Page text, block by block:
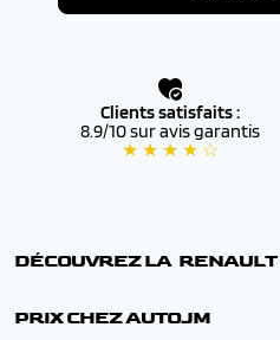
Clients satisfaits :
8.9/10 sur avis garantis
★ ★ ★ ★ ☆
DÉCOUVREZ LA RENAULT
PRIX CHEZ AUTOJM